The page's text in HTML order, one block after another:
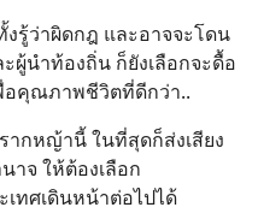
งรู้ว่าผิดกฎ และอาจจะโดน
ผู้นำท้องถิ่น ก็ยังเลือกจะดื้อ
อคุณภาพชีวิตที่ดีกว่า..
ากหญ้านี้ ในที่สุดก็ส่งเสียง
าจ ให้ต้องเลือก
เทศเดินหน้าต่อไปได้